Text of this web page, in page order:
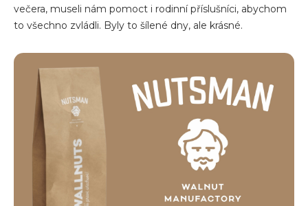
večera, museli nám pomoct i rodinní příslušníci, abychom
to všechno zvládli. Byly to šílené dny, ale krásné.